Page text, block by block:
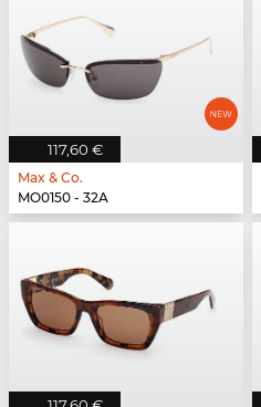
117,60 €
Max & Co.
MO0150 - 32A